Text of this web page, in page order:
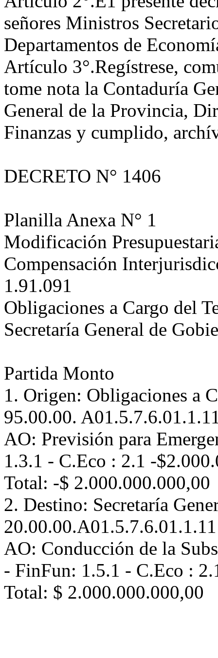
señores Ministros
Departamentos de
Artículo 3°.Regístrese,
tome nota la Contaduría
General de la Provincia,
Finanzas y cumplido,
DECRETO N° 1406
Planilla Anexa N° 1
Modificación
Compensación
1.91.091
Obligaciones a Cargo del
Secretaría General de
Partida Monto
1. Origen: Obligaciones a
95.00.00.
AO: Previsión para
1.3.1 - C.Eco : 2.1 -
Total: -$ 2.000.000.000,00
2. Destino: Secretaría
20.00.00.A01.5.7.6.01.1.11
AO: Conducción de la
- FinFun: 1.5.1 - C.Eco :
Total: $ 2.000.000.000,00